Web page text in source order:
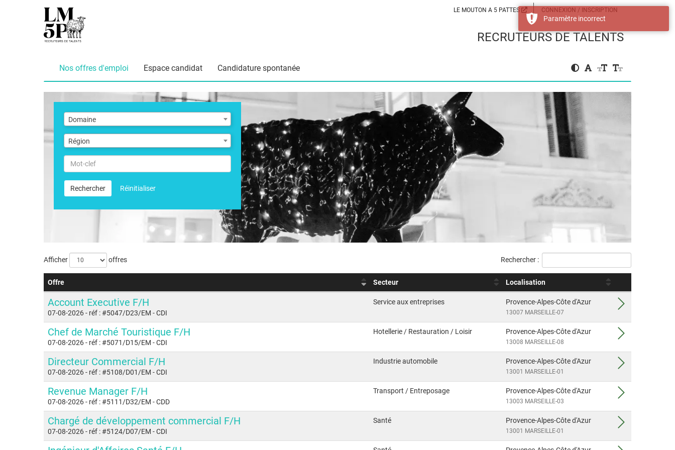
LE MOUTON A 5 PATTES CONNEXION / INSCRIPTION
RECRUTEURS DE TALENTS
Nos offres d'emploi Espace candidat Candidature spontanée
Domaine
Domaine
Région
Région
Mot-
clef
Rechercher Réinitialiser
Afficher offres Rechercher :
Offre Secteur Localisation
Account Executive F/H
07-08-2026- réf : #5047/D23/EM - CDI
Service aux entreprises Provence-Alpes-Côte d'Azur
13007 MARSEILLE-07
Chef de Marché Touristique F/H
07-08-2026- réf : #5071/D15/EM - CDI
Hotellerie / Restauration / Loisir Provence-Alpes-Côte d'Azur
13008 MARSEILLE-08
Directeur Commercial F/H
07-08-2026- réf : #5108/D01/EM - CDI
Industrie automobile Provence-Alpes-Côte d'Azur
13001 MARSEILLE-01
Revenue Manager F/H
07-08-2026- réf : #5111/D32/EM - CDD
Transport / Entreposage Provence-Alpes-Côte d'Azur
13003 MARSEILLE-03
Chargé de développement commercial F/H
07-08-2026- réf : #5124/D07/EM - CDI
Santé Provence-Alpes-Côte d'Azur
13001 MARSEILLE-01
Paramètre incorrect